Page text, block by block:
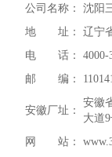
公司名称：
沈阳
地 址：
辽宁
电 话：
4000-
邮 编：
安徽厂址：
安徽
大道
网 站：